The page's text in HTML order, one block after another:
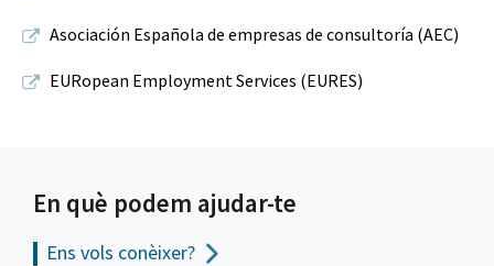
Asociación Española de empresas de consultoría (AEC)
EURopean Employment Services (EURES)
En què podem ajudar-te
Ens vols conèixer?